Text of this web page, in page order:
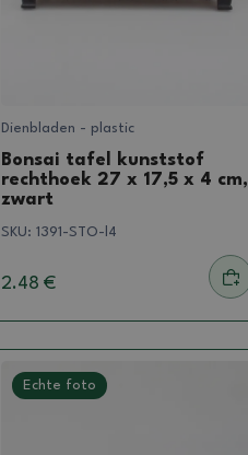
Dienbladen - plastic
Bonsai tafel kunststof
rechthoek 27 x 17,5 x 4 cm,
zwart
SKU: 1391-STO-l4
2.48 €
Echte foto